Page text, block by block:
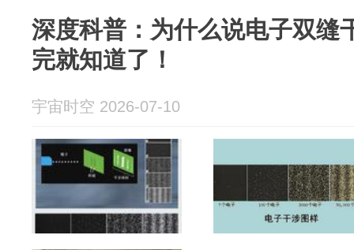
深度科普：为什么说电子双缝
完就知道了！
宇宙时空 2026-07-10